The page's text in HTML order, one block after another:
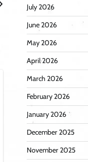
July 2026
June 2026
May 2026
April 2026
March 2026
February 2026
January 2026
December 2025
November 2025